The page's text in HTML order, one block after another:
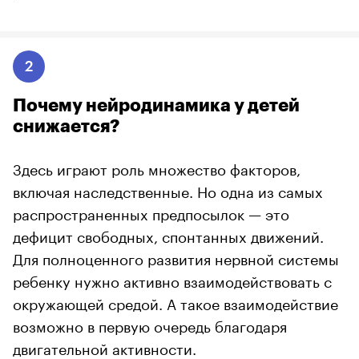
2
Почему нейродинамика у детей
снижается?
Здесь играют роль множество факторов,
включая наследственные. Но одна из самых
распространенных предпосылок — это
дефицит свободных, спонтанных движений.
Для полноценного развития нервной системы
ребенку нужно активно взаимодействовать с
окружающей средой. А такое взаимодействие
возможно в первую очередь благодаря
двигательной активности.